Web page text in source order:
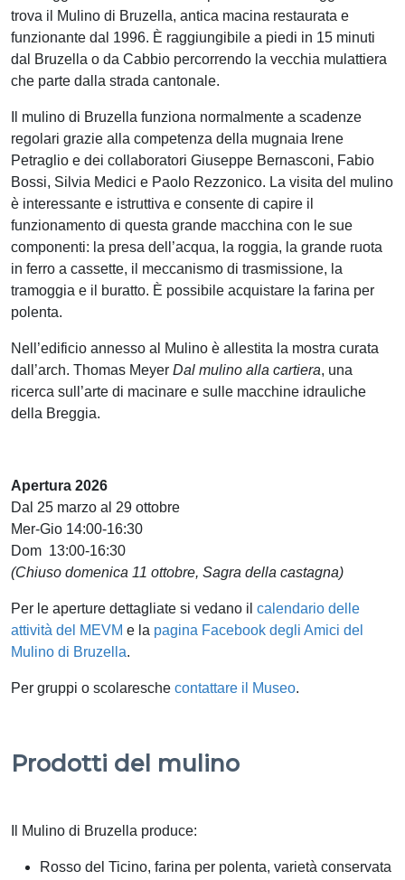
trova il Mulino di Bruzella, antica macina restaurata e
funzionante dal 1996. È raggiungibile a piedi in 15 minuti
dal Bruzella o da Cabbio percorrendo la vecchia mulattiera
che parte dalla strada cantonale.
Il mulino di Bruzella funziona normalmente a scadenze
regolari grazie alla competenza della mugnaia Irene
Petraglio e dei collaboratori Giuseppe Bernasconi, Fabio
Bossi, Silvia Medici e Paolo Rezzonico. La visita del mulino
è interessante e istruttiva e consente di capire il
funzionamento di questa grande macchina con le sue
componenti: la presa dell’acqua, la roggia, la grande ruota
in ferro a cassette, il meccanismo di trasmissione, la
tramoggia e il buratto. È possibile acquistare la farina per
polenta.
Nell’edificio annesso al Mulino è allestita la mostra curata
dall’arch. Thomas Meyer Dal mulino alla cartiera, una
ricerca sull’arte di macinare e sulle macchine idrauliche
della Breggia.
Apertura 2026
Dal 25 marzo al 29 ottobre
Mer-Gio 14:00-16:30
Dom 13:00-16:30
(Chiuso domenica 11 ottobre, Sagra della castagna)
Per le aperture dettagliate si vedano il calendario delle
attività del MEVM e la pagina Facebook degli Amici del
Mulino di Bruzella.
Per gruppi o scolaresche contattare il Museo.
Prodotti del mulino
Il Mulino di Bruzella produce:
Rosso del Ticino, farina per polenta, varietà conservata